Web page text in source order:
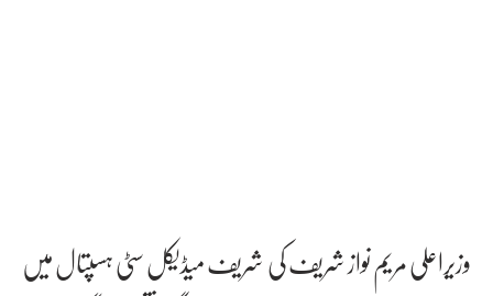
وزیراعلی مریم نواز شریف کی شریف میڈیکل سٹی ہسپتال میں